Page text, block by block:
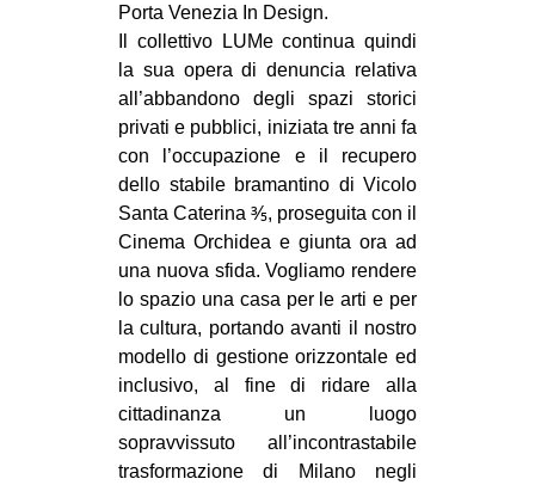
Porta Venezia In Design.
Il collettivo LUMe continua quindi
la sua opera di denuncia relativa
all’abbandono degli spazi storici
privati e pubblici, iniziata tre anni fa
con l’occupazione e il recupero
dello stabile bramantino di Vicolo
Santa Caterina ⅗, proseguita con il
Cinema Orchidea e giunta ora ad
una nuova sfida. Vogliamo rendere
lo spazio una casa per le arti e per
la cultura, portando avanti il nostro
modello di gestione orizzontale ed
inclusivo, al fine di ridare alla
cittadinanza un luogo
sopravvissuto all’incontrastabile
trasformazione di Milano negli